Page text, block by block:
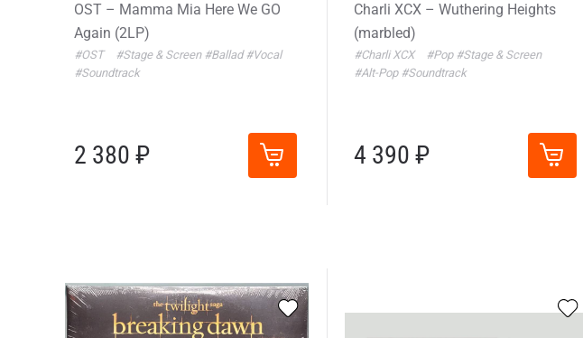
OST – Mamma Mia Here We GO
Again (2LP)
#OST #Stage & Screen #Ballad #Vocal
#Soundtrack
2 380 ₽
Charli XCX – Wuthering Heights
(marbled)
#Charli XCX #Pop #Stage & Screen
#Alt-Pop #Soundtrack
4 390 ₽